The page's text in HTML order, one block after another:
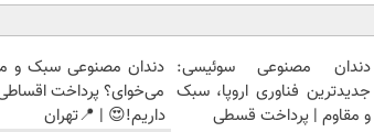
دندان مصنوعی سوئیسی:
جدیدترین فناوری اروپا، سبک
و مقاوم | پرداخت قسطی
دندان مصنوعی سبک و
می‌خوای؟ پرداخت
داریم!😍 | 📍تهران